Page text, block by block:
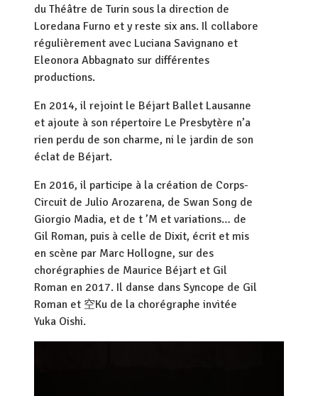
du Théâtre de Turin sous la direction de
Loredana Furno et y reste six ans. Il collabore
régulièrement avec Luciana Savignano et
Eleonora Abbagnato sur différentes
productions.
En 2014, il rejoint le Béjart Ballet Lausanne
et ajoute à son répertoire Le Presbytère n’a
rien perdu de son charme, ni le jardin de son
éclat de Béjart.
En 2016, il participe à la création de Corps-
Circuit de Julio Arozarena, de Swan Song de
Giorgio Madia, et de t ’M et variations… de
Gil Roman, puis à celle de Dixit, écrit et mis
en scène par Marc Hollogne, sur des
chorégraphies de Maurice Béjart et Gil
Roman en 2017. Il danse dans Syncope de Gil
Roman et 空Ku de la chorégraphe invitée
Yuka Oishi.